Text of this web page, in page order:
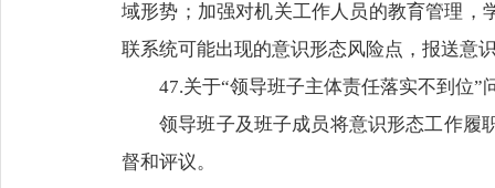
域形势；加强对机关工作人员的教育管理，
联系统可能出现的意识形态风险点，报送意
47.关于“领导班子主体责任落实不到位”
领导班子及班子成员将意识形态工作履
督和评议。